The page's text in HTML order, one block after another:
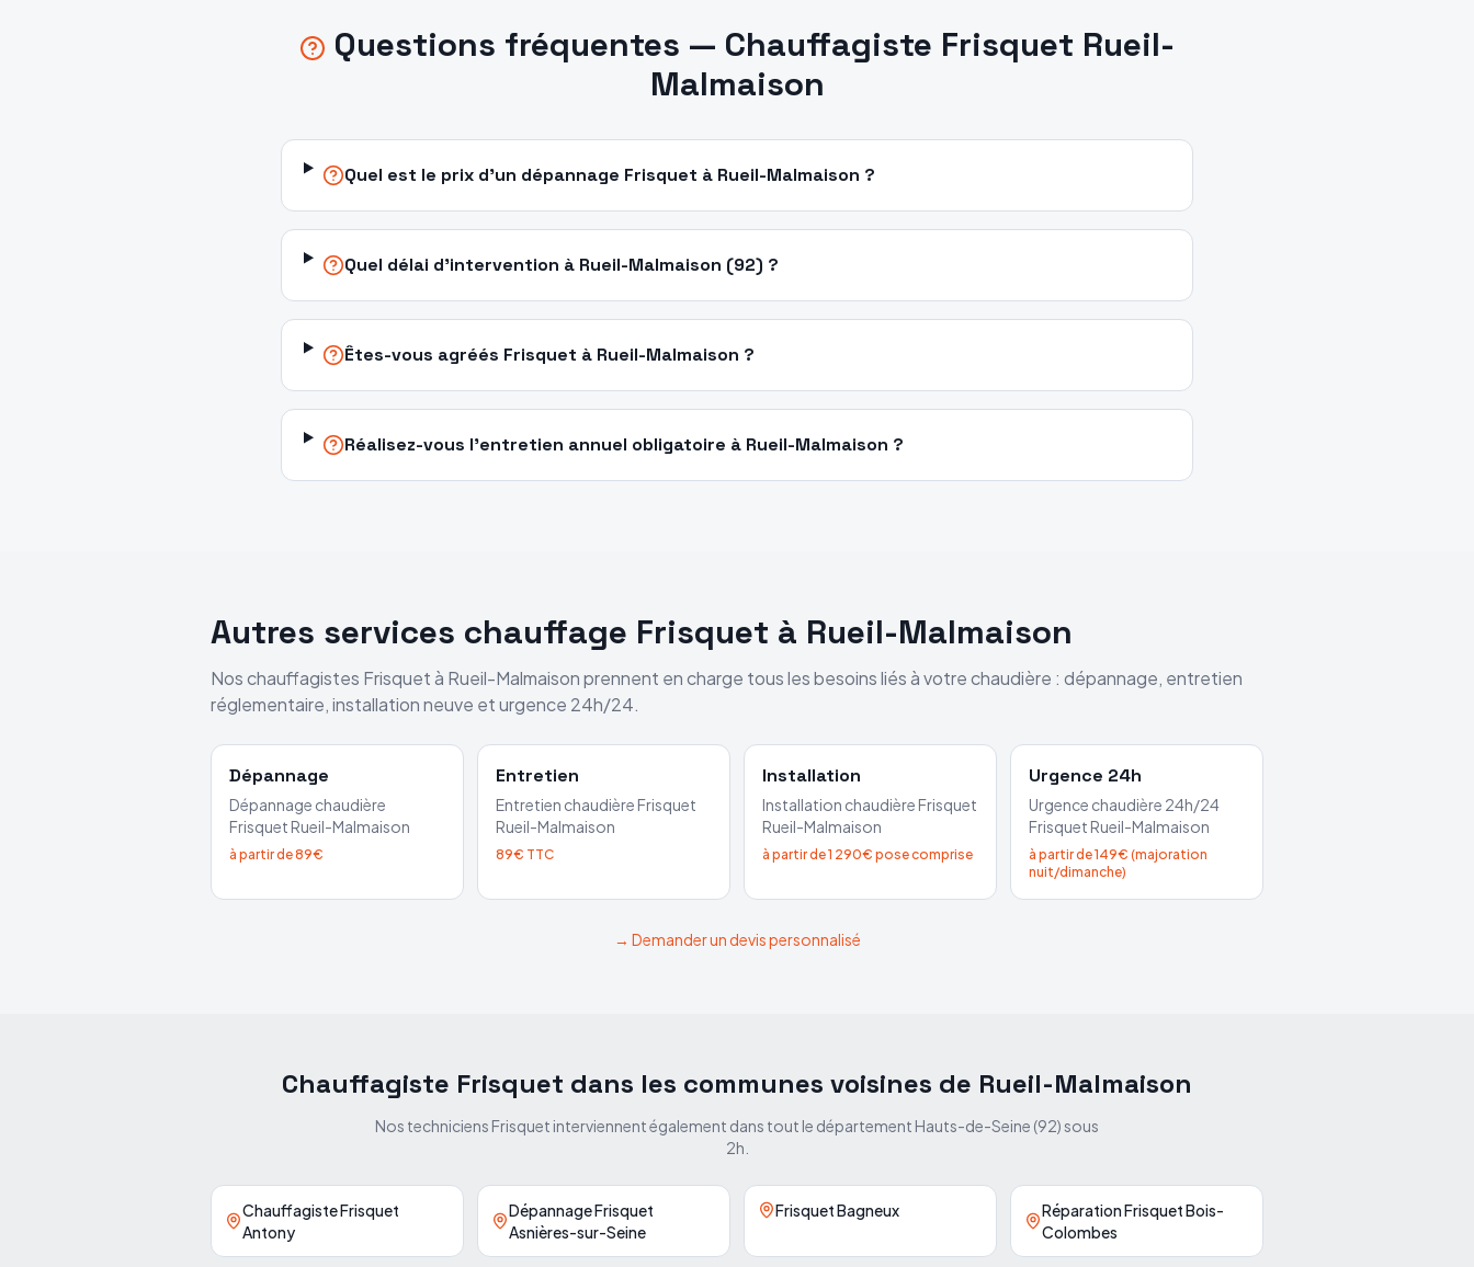
Questions fréquentes — Chauffagiste Frisquet Rueil-
Malmaison
Quel est le prix d'un dépannage Frisquet à Rueil-Malmaison ?
Quel délai d'intervention à Rueil-Malmaison (92) ?
Êtes-vous agréés Frisquet à Rueil-Malmaison ?
Réalisez-vous l'entretien annuel obligatoire à Rueil-Malmaison ?
Autres services chauffage Frisquet à Rueil-Malmaison
Nos chauffagistes Frisquetà Rueil-Malmaisonprennent en charge tous les besoins liés à votre chaudière : dépannage, entretien
réglementaire, installation neuve et urgence 24h/24.
Dépannage
Dépannage chaudière
FrisquetRueil-Malmaison
à partir de 89€
Entretien
Entretien chaudièreFrisquet
Rueil-Malmaison
89€ TTC
Installation
Installation chaudièreFrisquet
Rueil-Malmaison
à partir de 1 290€ pose comprise
Urgence 24h
Urgence chaudière 24h/24
FrisquetRueil-Malmaison
à partir de 149€ (majoration
nuit/dimanche)
→ Demander un devis personnalisé
Chauffagiste Frisquet dans les communes voisines de Rueil-Malmaison
Nos techniciens Frisquet interviennent également dans tout le département Hauts-de-Seine (92) sous
2h.
Chauffagiste Frisquet
Antony
Dépannage Frisquet
Asnières-sur-Seine
Frisquet Bagneux
Réparation Frisquet Bois-
Colombes